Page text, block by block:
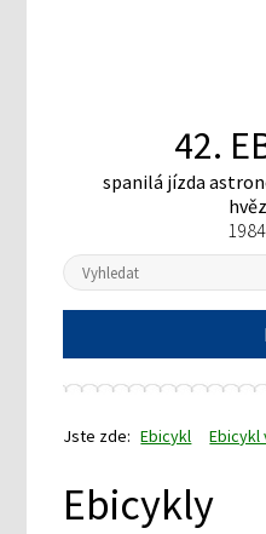
42.
spanilá jízda
Jste zde: Ebicykl Ebicykl
Ebicykly